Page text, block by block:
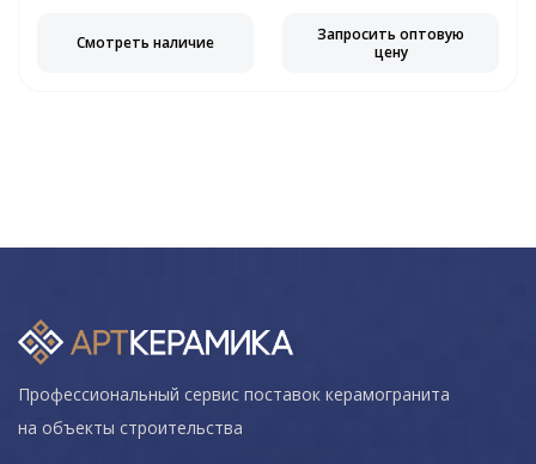
Смотреть наличие
Запросить оптовую
цену
Профессиональный сервис поставок керамогранита
на объекты строительства